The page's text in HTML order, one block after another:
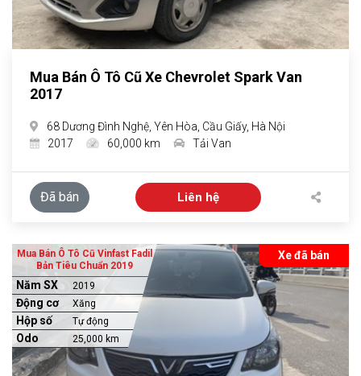
Mua Bán Ô Tô Cũ Xe Chevrolet Spark Van
2017
68 Dương Đình Nghệ, Yên Hòa, Cầu Giấy, Hà Nội
2017
60,000 km Tải Van
Đã bán Liên hệ
Xe đã bán
Mua Bán Ô Tô Cũ Vinfast Fadil
Bản Tiêu Chuẩn 2019
Năm SX 2019
Động cơ Xăng
Hộp số Tự động
Odo 25,000 km